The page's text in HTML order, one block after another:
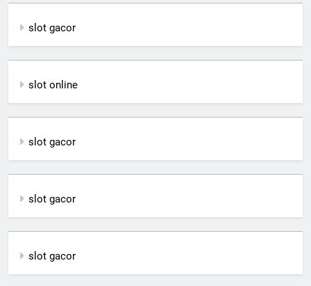
slot gacor
slot online
slot gacor
slot gacor
slot gacor